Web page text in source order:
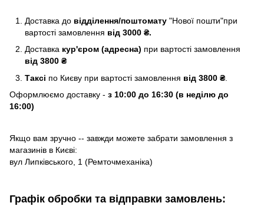
Доставка до відділення/поштомату "Нової пошти"при
вартості замовлення від 3000 ₴.
Доставка кур'єром (адресна) при вартості замовлення
від 3800 ₴
Таксі по Києву при вартості замовлення від 3800 ₴.
Оформлюємо доставку - з 10:00 до 16:30 (в неділю до
16:00)
Якщо вам зручно -- завжди можете забрати замовлення з
магазинів в Києві:
вул Липківського, 1 (Ремточмеханіка)
Графік обробки та відправки замовлень: